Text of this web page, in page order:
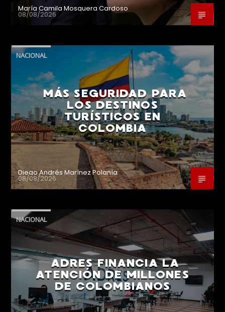
María Camila Mosquera Cardoso
08/08/2026
NACIONAL
MÁS SEGURIDAD PARA
LOS DESTINOS
TURÍSTICOS EN
COLOMBIA
Diego Andrés Marínez Polanía
08/08/2026
NACIONAL
ADRES FINANCIA LA
ATENCIÓN DE MILLONES
DE COLOMBIANOS